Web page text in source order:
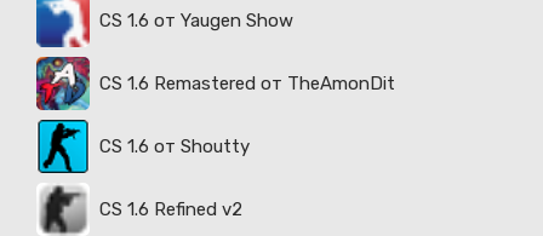
CS 1.6 от Yaugen Show
CS 1.6 Remastered от TheAmonDit
CS 1.6 от Shoutty
CS 1.6 Refined v2